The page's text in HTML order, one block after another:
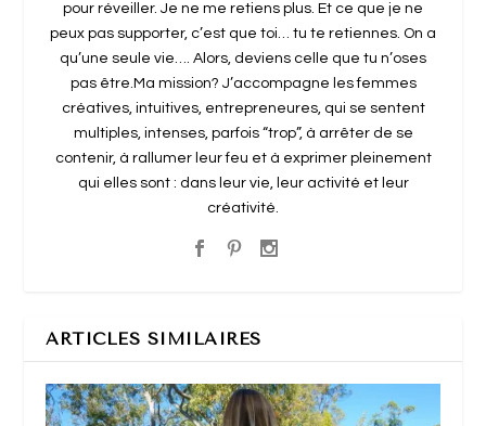
pour réveiller. Je ne me retiens plus. Et ce que je ne
peux pas supporter, c’est que toi… tu te retiennes. On a
qu’une seule vie…. Alors, deviens celle que tu n’oses
pas être.Ma mission? J’accompagne les femmes
créatives, intuitives, entrepreneures, qui se sentent
multiples, intenses, parfois “trop”, à arrêter de se
contenir, à rallumer leur feu et à exprimer pleinement
qui elles sont : dans leur vie, leur activité et leur
créativité.
ARTICLES SIMILAIRES